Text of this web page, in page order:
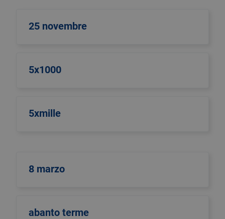
25 novembre
5x1000
5xmille
8 marzo
abanto terme